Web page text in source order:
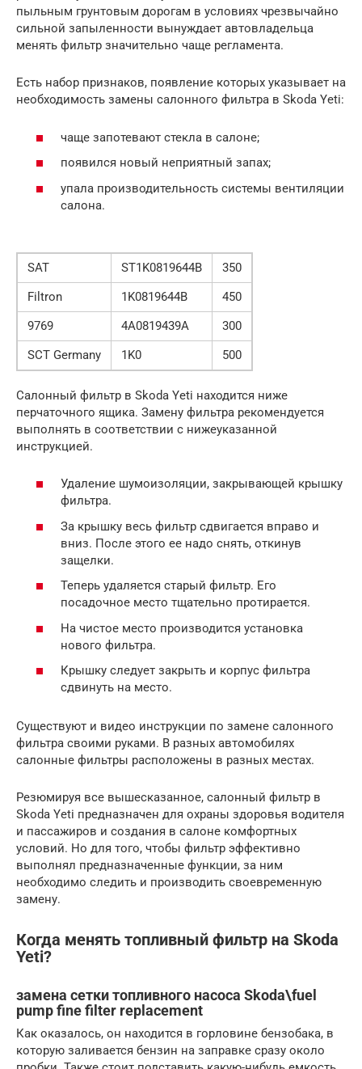
пыльным грунтовым дорогам в условиях чрезвычайно
сильной запыленности вынуждает автовладельца
менять фильтр значительно чаще регламента.
Есть набор признаков, появление которых указывает на
необходимость замены салонного фильтра в Skoda Yeti:
чаще запотевают стекла в салоне;
появился новый неприятный запах;
упала производительность системы вентиляции
салона.
SAT ST1K0819644B
350
Filtron
1K0819644B
450
9769
4A0819439A
300
SCT Germany
1K0 500
Салонный фильтр в Skoda Yeti находится ниже
перчаточного ящика. Замену фильтра рекомендуется
выполнять в соответствии с нижеуказанной
инструкцией.
Удаление шумоизоляции, закрывающей крышку
фильтра.
За крышку весь фильтр сдвигается вправо и
вниз. После этого ее надо снять, откинув
защелки.
Теперь удаляется старый фильтр. Его
посадочное место тщательно протирается.
На чистое место производится установка
нового фильтра.
Крышку следует закрыть и корпус фильтра
сдвинуть на место.
Существуют и видео инструкции по замене салонного
фильтра своими руками. В разных автомобилях
салонные фильтры расположены в разных местах.
Резюмируя все вышесказанное, салонный фильтр в
Skoda Yeti предназначен для охраны здоровья водителя
и пассажиров и создания в салоне комфортных
условий. Но для того, чтобы фильтр эффективно
выполнял предназначенные функции, за ним
необходимо следить и производить своевременную
замену.
Когда менять топливный фильтр на Skoda
Yeti?
замена сетки топливного насоса Skoda\fuel
pump fine filter replacement
Как оказалось, он находится в горловине бензобака, в
которую заливается бензин на заправке сразу около